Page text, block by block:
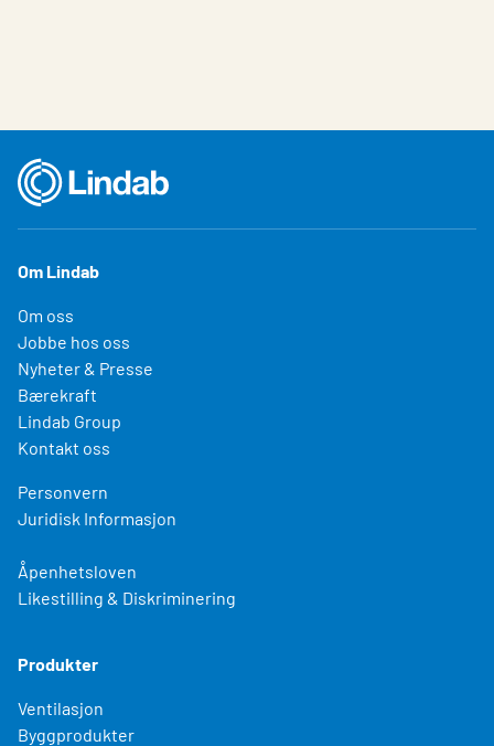
Om Lindab
Om oss
Jobbe hos oss
Nyheter & Presse
Bærekraft
Lindab Group
Kontakt oss
Personvern
Juridisk Informasjon
Åpenhetsloven
Likestilling & Diskriminering
Produkter
Ventilasjon
Byggprodukter